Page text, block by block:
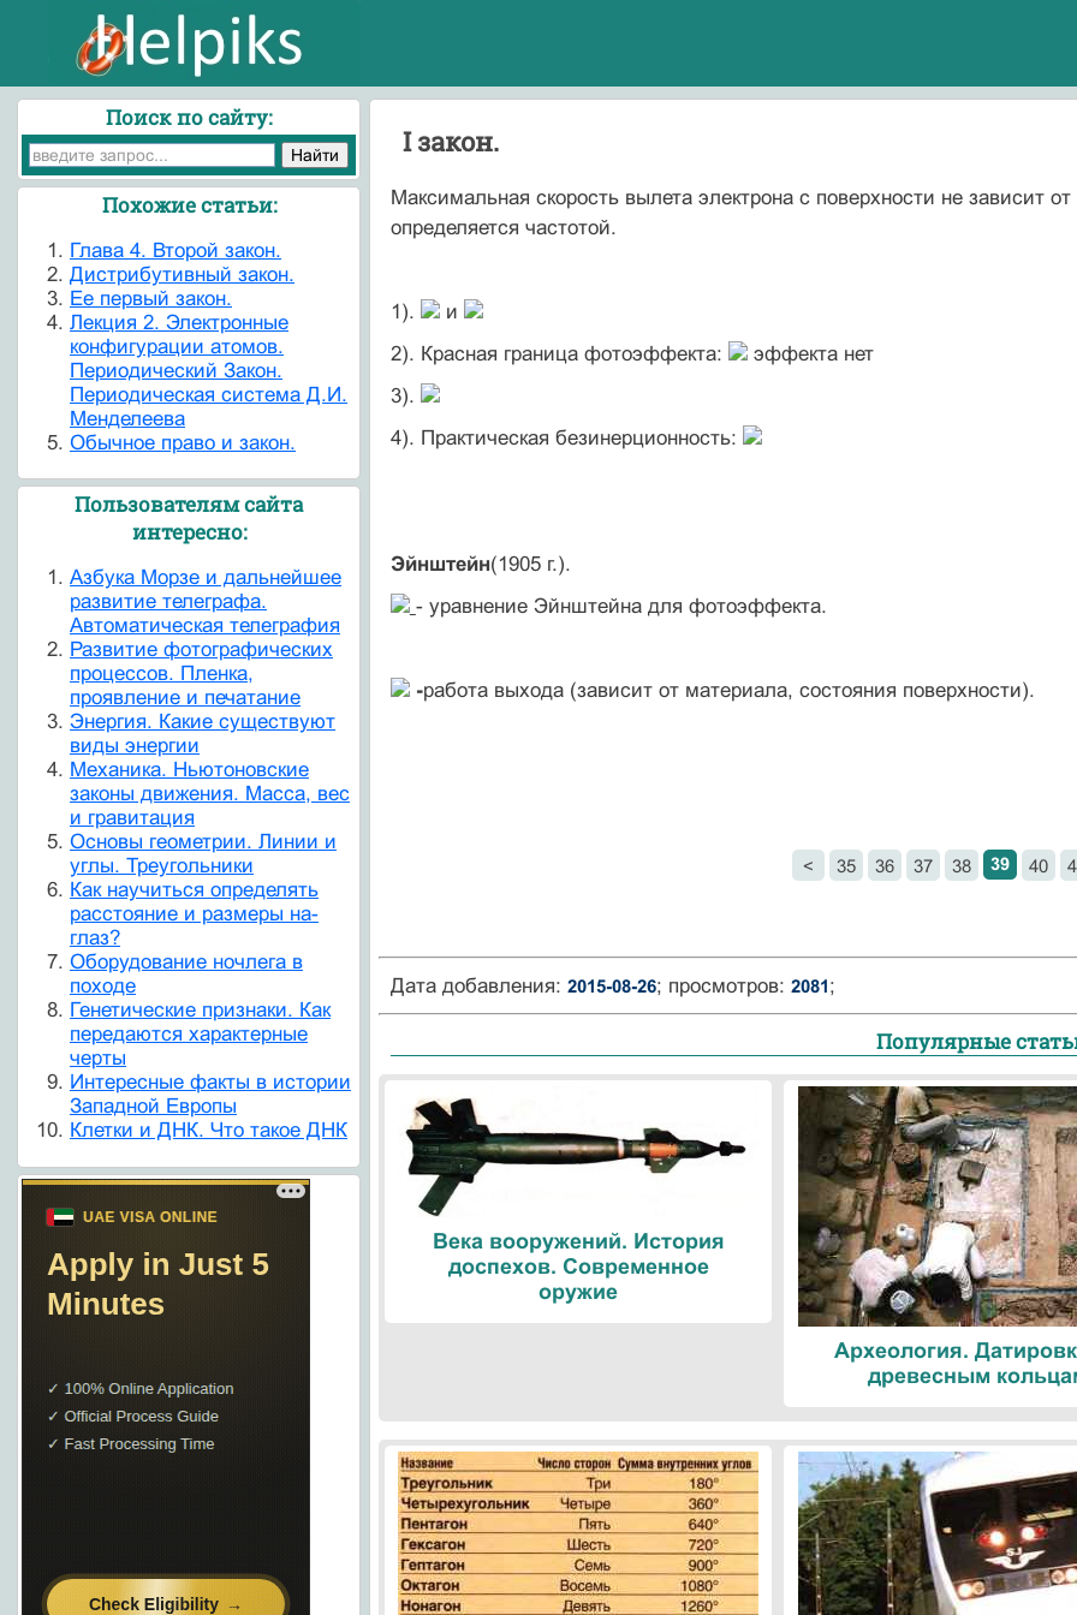
I закон.
Максимальная скорость вылета электрона с поверхности не зависит
определяется частотой.
1).
и
2). Красная граница фотоэффекта:
эффекта нет
3).
4). Практическая безинерционность:
Эйнштейн(1905 г.).
- уравнение Эйнштейна для фотоэффекта.
-работа выхода (зависит от материала, состояния поверхности).
< 35 36 37 38 39 40
Дата добавления: 2015-08-26; просмотров: 2081;
Популярные
Века вооружений. История
доспехов. Современное
оружие
Археология.
древесным
Поиск по сайту:
Похожие статьи:
Глава 4. Второй закон.
Дистрибутивный закон.
Ее первый закон.
Лекция 2. Электронные
конфигурации атомов.
Периодический Закон.
Периодическая система Д.И.
Менделеева
Обычное право и закон.
Пользователям сайта
интересно:
Азбука Морзе и дальнейшее
развитие телеграфа.
Автоматическая телеграфия
Развитие фотографических
процессов. Пленка,
проявление и печатание
Энергия. Какие существуют
виды энергии
Механика. Ньютоновские
законы движения. Масса, вес
и гравитация
Основы геометрии. Линии и
углы. Треугольники
Как научиться определять
расстояние и размеры на-
глаз?
Оборудование ночлега в
походе
Генетические признаки. Как
передаются характерные
черты
Интересные факты в истории
Западной Европы
Клетки и ДНК. Что такое ДНК